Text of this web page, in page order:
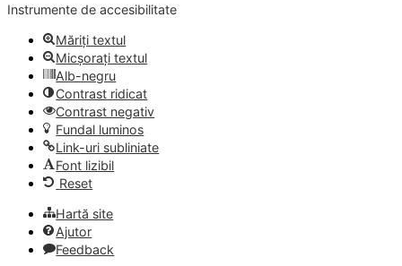
Instrumente de accesibilitate
Măriți textul
Micșorați textul
Alb-negru
Contrast ridicat
Contrast negativ
Fundal luminos
Link-uri subliniate
Font lizibil
Reset
Hartă site
Ajutor
Feedback